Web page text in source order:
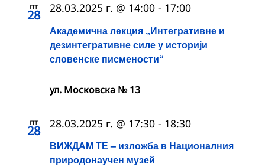
пт
28
Академична лекция „Интегративне и
дезинтегративне силе у историји
словенске писмености“
28.03.2025 г. @ 14:00 - 17:00
ул. Московска № 13
пт
28
ВИЖДАМ ТЕ – изложба в Националния
природонаучен музей
28.03.2025 г. @ 17:30 - 18:30